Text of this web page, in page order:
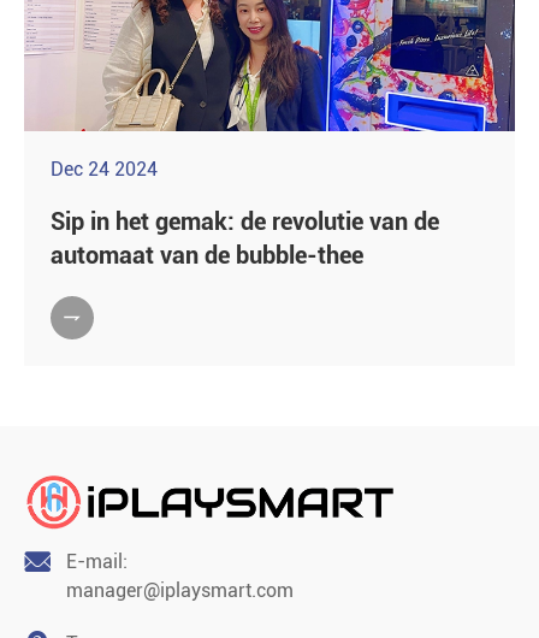
Dec 24 2024
Sip in het gemak: de revolutie van de
automaat van de bubble-thee


E-mail:
manager@iplaysmart.com